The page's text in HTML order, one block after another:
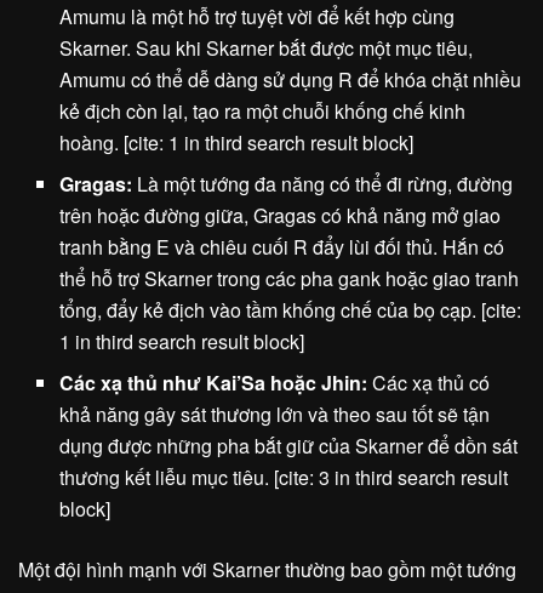
Amumu là một hỗ trợ tuyệt vời để kết hợp cùng
Skarner. Sau khi Skarner bắt được một mục tiêu,
Amumu có thể dễ dàng sử dụng R để khóa chặt nhiều
kẻ địch còn lại, tạo ra một chuỗi khống chế kinh
hoàng. [cite: 1 in third search result block]
Gragas: Là một tướng đa năng có thể đi rừng, đường
trên hoặc đường giữa, Gragas có khả năng mở giao
tranh bằng E và chiêu cuối R đẩy lùi đối thủ. Hắn có
thể hỗ trợ Skarner trong các pha gank hoặc giao tranh
tổng, đẩy kẻ địch vào tầm khống chế của bọ cạp. [cite:
1 in third search result block]
Các xạ thủ như Kai’Sa hoặc Jhin: Các xạ thủ có
khả năng gây sát thương lớn và theo sau tốt sẽ tận
dụng được những pha bắt giữ của Skarner để dồn sát
thương kết liễu mục tiêu. [cite: 3 in third search result
block]
Một đội hình mạnh với Skarner thường bao gồm một tướng